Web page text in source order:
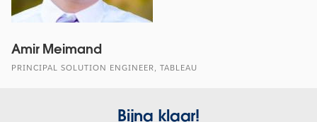
Amir Meimand
PRINCIPAL SOLUTION ENGINEER, TABLEAU
Bijna klaar!